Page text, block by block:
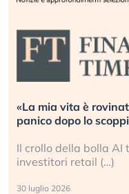
«La mia vita è
panico dopo lo
Il crollo della bolla AI
investitori retail (…)
30 luglio 2026